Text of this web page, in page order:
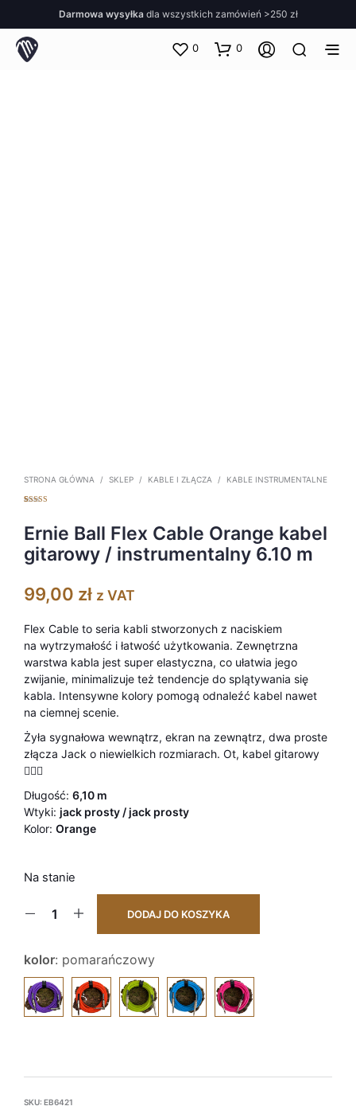
Darmowa wysyłka dla wszystkich zamówień >250 zł
0 0
STRONA GŁÓWNA / SKLEP / KABLE I ZŁĄCZA / KABLE INSTRUMENTALNE
podstawie
oceny klienta
Ernie Ball Flex Cable Orange kabel
gitarowy / instrumentalny 6.10 m
99,00 zł z VAT
Flex Cable to seria kabli stworzonych z naciskiem
na wytrzymałość i łatwość użytkowania. Zewnętrzna
warstwa kabla jest super elastyczna, co ułatwia jego
zwijanie, minimalizuje też tendencje do splątywania się
kabla. Intensywne kolory pomogą odnaleźć kabel nawet
na ciemnej scenie.
Żyła sygnałowa wewnątrz, ekran na zewnątrz, dwa proste
złącza Jack o niewielkich rozmiarach. Ot, kabel gitarowy
💁🏻‍♂️
Długość: 6,10 m
Wtyki: jack prosty / jack prosty
Kolor: Orange
Na stanie
DODAJ DO KOSZYKA
kolor: pomarańczowy
SKU: EB6421